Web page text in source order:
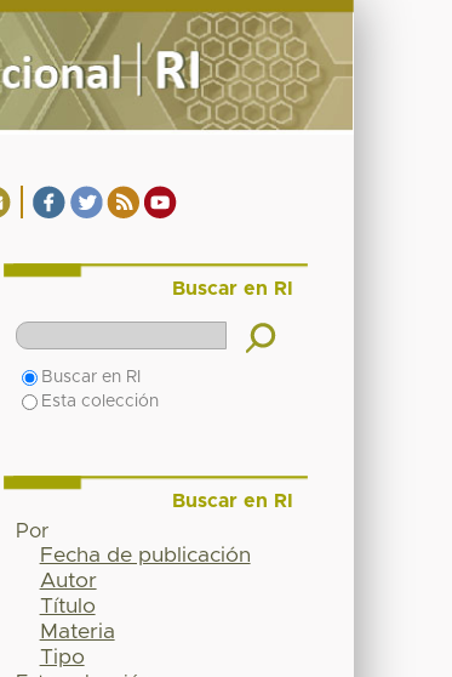
Buscar en RI
Buscar en RI
Esta colección
Buscar en RI
Por
Fecha de publicación
Autor
Título
Materia
Tipo